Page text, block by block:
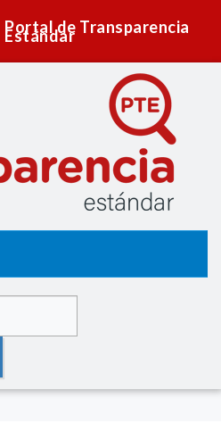
Portal de Transparencia
Estándar